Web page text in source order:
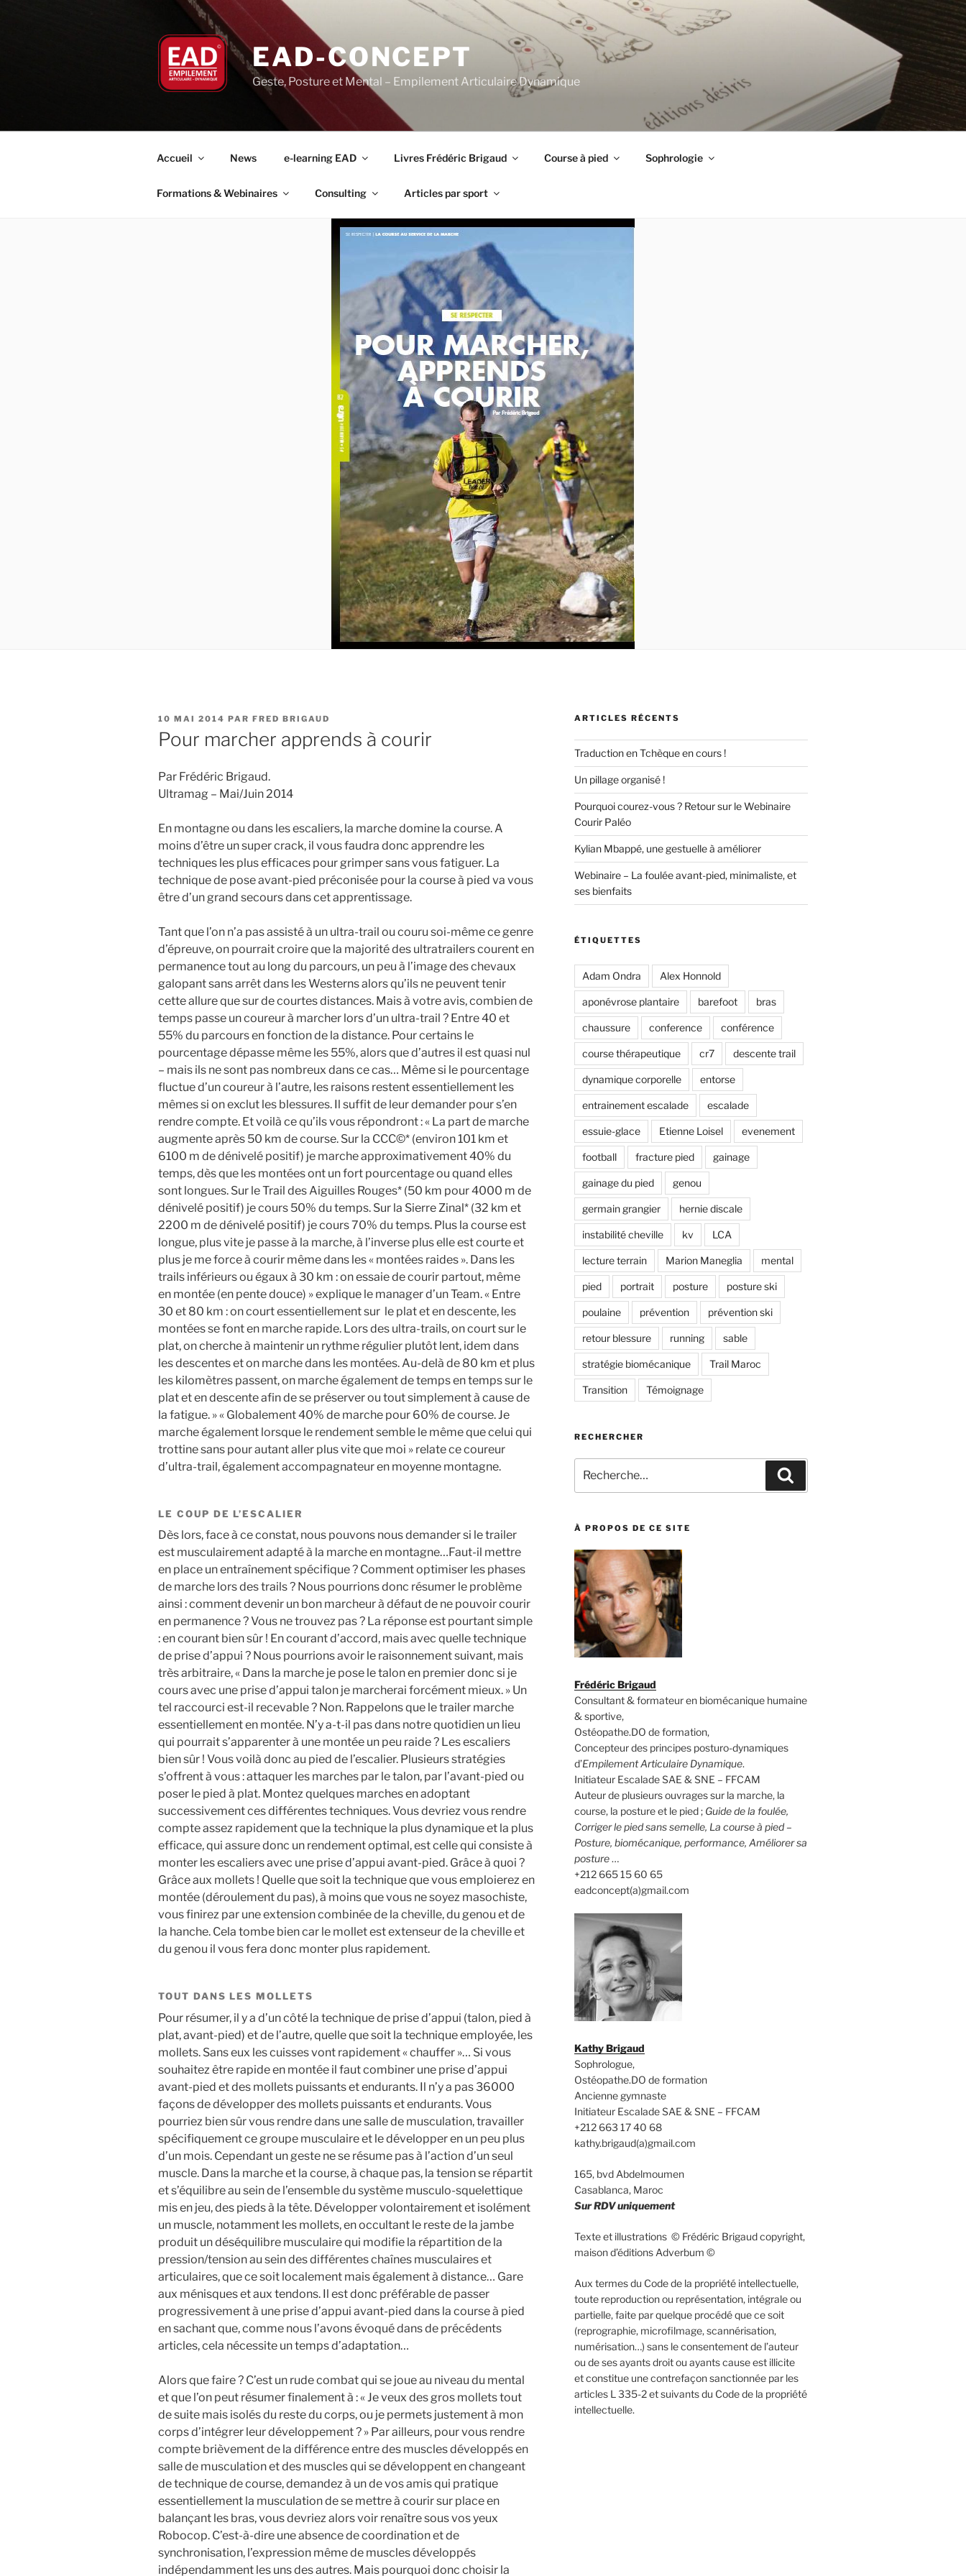
EAD-CONCEPT
Geste, Posture et Mental – Empilement Articulaire Dynamique
Accueil News e-learning EAD Livres Frédéric Brigaud Course à pied Sophrologie
Formations & Webinaires Consulting Articles par sport
PUBLIÉ
LE
10 MAI 2014 PAR FRED BRIGAUD
Pour marcher apprends à courir
Par Frédéric Brigaud.
Ultramag – Mai/Juin 2014
En montagne ou dans les escaliers, la marche domine la course. A
moins d’être un super crack, il vous faudra donc apprendre les
techniques les plus efficaces pour grimper sans vous fatiguer. La
technique de pose avant-pied préconisée pour la course à pied va vous
être d’un grand secours dans cet apprentissage.
Tant que l’on n’a pas assisté à un ultra-trail ou couru soi-même ce genre
d’épreuve, on pourrait croire que la majorité des ultratrailers courent en
permanence tout au long du parcours, un peu à l’image des chevaux
galopant sans arrêt dans les Westerns alors qu’ils ne peuvent tenir
cette allure que sur de courtes distances. Mais à votre avis, combien de
temps passe un coureur à marcher lors d’un ultra-trail ? Entre 40 et
55% du parcours en fonction de la distance. Pour certains le
pourcentage dépasse même les 55%, alors que d’autres il est quasi nul
– mais ils ne sont pas nombreux dans ce cas… Même si le pourcentage
fluctue d’un coureur à l’autre, les raisons restent essentiellement les
mêmes si on exclut les blessures. Il suffit de leur demander pour s’en
rendre compte. Et voilà ce qu’ils vous répondront : « La part de marche
augmente après 50 km de course. Sur la CCC©* (environ 101 km et
6100 m de dénivelé positif) je marche approximativement 40% du
temps, dès que les montées ont un fort pourcentage ou quand elles
sont longues. Sur le Trail des Aiguilles Rouges* (50 km pour 4000 m de
dénivelé positif) je cours 50% du temps. Sur la Sierre Zinal* (32 km et
2200 m de dénivelé positif) je cours 70% du temps. Plus la course est
longue, plus vite je passe à la marche, à l’inverse plus elle est courte et
plus je me force à courir même dans les « montées raides ». Dans les
trails inférieurs ou égaux à 30 km : on essaie de courir partout, même
en montée (en pente douce) » explique le manager d’un Team. « Entre
30 et 80 km : on court essentiellement sur le plat et en descente, les
montées se font en marche rapide. Lors des ultra-trails, on court sur le
plat, on cherche à maintenir un rythme régulier plutôt lent, idem dans
les descentes et on marche dans les montées. Au-delà de 80 km et plus
les kilomètres passent, on marche également de temps en temps sur le
plat et en descente afin de se préserver ou tout simplement à cause de
la fatigue. » « Globalement 40% de marche pour 60% de course. Je
marche également lorsque le rendement semble le même que celui qui
trottine sans pour autant aller plus vite que moi » relate ce coureur
d’ultra-trail, également accompagnateur en moyenne montagne.
LE COUP DE L’ESCALIER
Dès lors, face à ce constat, nous pouvons nous demander si le trailer
est musculairement adapté à la marche en montagne…Faut-il mettre
en place un entraînement spécifique ? Comment optimiser les phases
de marche lors des trails ? Nous pourrions donc résumer le problème
ainsi : comment devenir un bon marcheur à défaut de ne pouvoir courir
en permanence ? Vous ne trouvez pas ? La réponse est pourtant simple
: en courant bien sûr ! En courant d’accord, mais avec quelle technique
de prise d’appui ? Nous pourrions avoir le raisonnement suivant, mais
très arbitraire, « Dans la marche je pose le talon en premier donc si je
cours avec une prise d’appui talon je marcherai forcément mieux. » Un
tel raccourci est-il recevable ? Non. Rappelons que le trailer marche
essentiellement en montée. N’y a-t-il pas dans notre quotidien un lieu
qui pourrait s’apparenter à une montée un peu raide ? Les escaliers
bien sûr ! Vous voilà donc au pied de l’escalier. Plusieurs stratégies
s’offrent à vous : attaquer les marches par le talon, par l’avant-pied ou
poser le pied à plat. Montez quelques marches en adoptant
successivement ces différentes techniques. Vous devriez vous rendre
compte assez rapidement que la technique la plus dynamique et la plus
efficace, qui assure donc un rendement optimal, est celle qui consiste à
monter les escaliers avec une prise d’appui avant-pied. Grâce à quoi ?
Grâce aux mollets ! Quelle que soit la technique que vous emploierez en
montée (déroulement du pas), à moins que vous ne soyez masochiste,
vous finirez par une extension combinée de la cheville, du genou et de
la hanche. Cela tombe bien car le mollet est extenseur de la cheville et
du genou il vous fera donc monter plus rapidement.
TOUT DANS LES MOLLETS
Pour résumer, il y a d’un côté la technique de prise d’appui (talon, pied à
plat, avant-pied) et de l’autre, quelle que soit la technique employée, les
mollets. Sans eux les cuisses vont rapidement « chauffer »… Si vous
souhaitez être rapide en montée il faut combiner une prise d’appui
avant-pied et des mollets puissants et endurants. Il n’y a pas 36000
façons de développer des mollets puissants et endurants. Vous
pourriez bien sûr vous rendre dans une salle de musculation, travailler
spécifiquement ce groupe musculaire et le développer en un peu plus
d’un mois. Cependant un geste ne se résume pas à l’action d’un seul
muscle. Dans la marche et la course, à chaque pas, la tension se répartit
et s’équilibre au sein de l’ensemble du système musculo-squelettique
mis en jeu, des pieds à la tête. Développer volontairement et isolément
un muscle, notamment les mollets, en occultant le reste de la jambe
produit un déséquilibre musculaire qui modifie la répartition de la
pression/tension au sein des différentes chaînes musculaires et
articulaires, que ce soit localement mais également à distance… Gare
aux ménisques et aux tendons. Il est donc préférable de passer
progressivement à une prise d’appui avant-pied dans la course à pied
en sachant que, comme nous l’avons évoqué dans de précédents
articles, cela nécessite un temps d’adaptation…
Alors que faire ? C’est un rude combat qui se joue au niveau du mental
et que l’on peut résumer finalement à : « Je veux des gros mollets tout
de suite mais isolés du reste du corps, ou je permets justement à mon
corps d’intégrer leur développement ? » Par ailleurs, pour vous rendre
compte brièvement de la différence entre des muscles développés en
salle de musculation et des muscles qui se développent en changeant
de technique de course, demandez à un de vos amis qui pratique
essentiellement la musculation de se mettre à courir sur place en
balançant les bras, vous devriez alors voir renaître sous vos yeux
Robocop. C’est-à-dire une absence de coordination et de
synchronisation, l’expression même de muscles développés
indépendamment les uns des autres. Mais pourquoi donc choisir la
ARTICLES RÉCENTS
Traduction en Tchèque en cours !
Un pillage organisé !
Pourquoi courez-vous ? Retour sur le Webinaire
Courir Paléo
Kylian Mbappé, une gestuelle à améliorer
Webinaire – La foulée avant-pied, minimaliste, et
ses bienfaits
ÉTIQUETTES
Adam Ondra Alex Honnold
aponévrose plantaire barefoot bras
chaussure conference conférence
course thérapeutique cr7 descente trail
dynamique corporelle entorse
entrainement escalade escalade
essuie-glace Etienne Loisel evenement
football fracture pied gainage
gainage du pied genou
germain grangier hernie discale
instabilité cheville kv LCA
lecture terrain Marion Maneglia mental
pied portrait posture posture ski
poulaine prévention prévention ski
retour blessure running sable
stratégie biomécanique Trail Maroc
Transition Témoignage
RECHERCHER
pour
:
À PROPOS DE CE SITE
Frédéric Brigaud
Consultant & formateur en biomécanique humaine
& sportive,
Ostéopathe.DO de formation,
Concepteur des principes posturo-dynamiques
d’Empilement Articulaire Dynamique.
Initiateur Escalade SAE & SNE – FFCAM
Auteur de plusieurs ouvrages sur la marche, la
course, la posture et le pied ; Guide de la foulée,
Corriger le pied sans semelle, La course à pied –
Posture, biomécanique, performance, Améliorer sa
posture…
+212 665 15 60 65
eadconcept(a)gmail.com
Kathy Brigaud
Sophrologue,
Ostéopathe.DO de formation
Ancienne gymnaste
Initiateur Escalade SAE & SNE – FFCAM
+212 663 17 40 68
kathy.brigaud(a)gmail.com
165, bvd Abdelmoumen
Casablanca, Maroc
Sur RDV uniquement
Texte et illustrations © Frédéric Brigaud copyright,
maison d’éditions Adverbum ©
Aux termes du Code de la propriété intellectuelle,
toute reproduction ou représentation, intégrale ou
partielle, faite par quelque procédé que ce soit
(reprographie, microfilmage, scannérisation,
numérisation…) sans le consentement de l’auteur
ou de ses ayants droit ou ayants cause est illicite
et constitue une contrefaçon sanctionnée par les
articles L 335-2 et suivants du Code de la propriété
intellectuelle.